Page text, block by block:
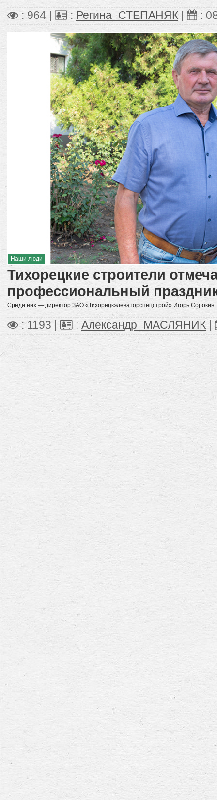
: 964 | : Регина_СТЕПАНЯК | :
Наши люди
Тихорецкие строители
профессиональный
Среди них — директор ЗАО «Тихорецкэлеваторспецстрой» Игорь Сорокин.
: 1193 | :Александр_МАСЛЯНИК |